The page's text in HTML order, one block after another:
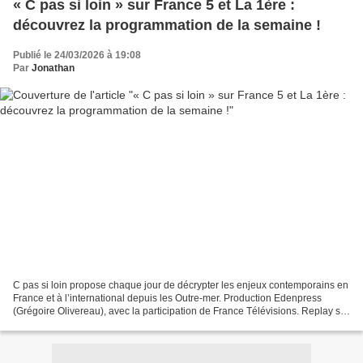
« C pas si loin » sur France 5 et La 1ère :
découvrez la programmation de la semaine !
Publié le 24/03/2026 à 19:08
Par Jonathan
C pas si loin propose chaque jour de décrypter les enjeux contemporains en
France et à l’international depuis les Outre-mer. Production Edenpress
(Grégoire Olivereau), avec la participation de France Télévisions. Replay sur